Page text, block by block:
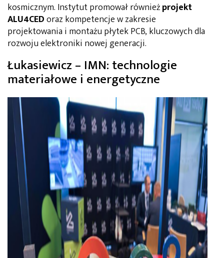
kosmicznym. Instytut promował równieżprojekt
ALU4CEDoraz kompetencje w zakresie
projektowania i montażu płytek PCB, kluczowych dla
rozwoju elektroniki nowej generacji.
Łukasiewicz – IMN: technologie
materiałowe i energetyczne